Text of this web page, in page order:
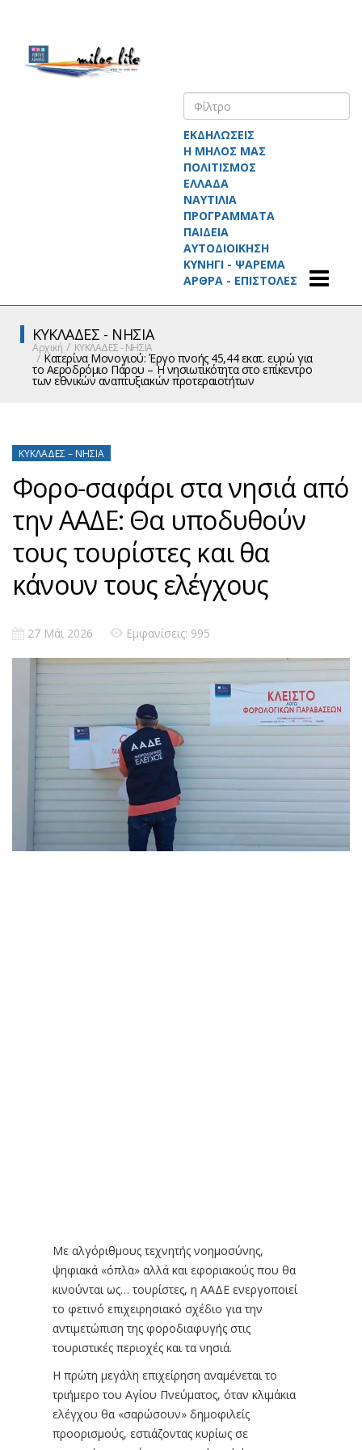
ΕΚΔΗΛΩΣΕΙΣ
Η ΜΗΛΟΣ ΜΑΣ
ΠΟΛΙΤΙΣΜΟΣ
ΕΛΛΑΔΑ
ΝΑΥΤΙΛΙΑ
ΠΡΟΓΡΑΜΜΑΤΑ
ΠΑΙΔΕΙΑ
ΑΥΤΟΔΙΟΙΚΗΣΗ
ΚΥΝΗΓΙ - ΨΑΡΕΜΑ
ΑΡΘΡΑ - ΕΠΙΣΤΟΛΕΣ
ΚΥΚΛΑΔΕΣ - ΝΗΣΙΑ
Αρχική ΚΥΚΛΑΔΕΣ - ΝΗΣΙΑ
Κατερίνα Μονογιού: Έργο πνοής 45,44 εκατ. ευρώ για
το Αεροδρόμιο Πάρου – Η νησιωτικότητα στο επίκεντρο
των εθνικών αναπτυξιακών προτεραιοτήτων
ΚΥΚΛΆΔΕΣ – ΝΗΣΙΆ
Φορο-σαφάρι στα νησιά από
την ΑΑΔΕ: Θα υποδυθούν
τους τουρίστες και θα
κάνουν τους ελέγχους
27 Μάι 2026 Εμφανίσεις: 995
Με αλγόριθμους τεχνητής νοημοσύνης,
ψηφιακά «όπλα» αλλά και εφοριακούς που θα
κινούνται ως… τουρίστες, η ΑΑΔΕ ενεργοποιεί
το φετινό επιχειρησιακό σχέδιο για την
αντιμετώπιση της φοροδιαφυγής στις
τουριστικές περιοχές και τα νησιά.
Η πρώτη μεγάλη επιχείρηση αναμένεται το
τριήμερο του Αγίου Πνεύματος, όταν κλιμάκια
ελέγχου θα «σαρώσουν» δημοφιλείς
προορισμούς, εστιάζοντας κυρίως σε